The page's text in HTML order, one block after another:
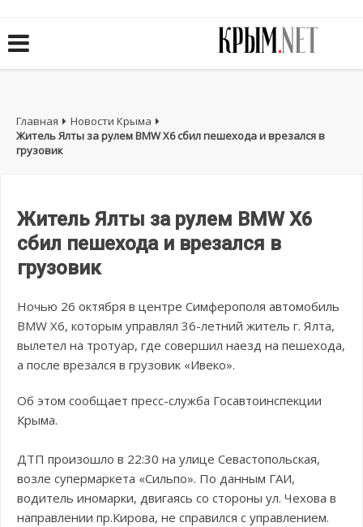
Главная
Новости Крыма
Житель Ялты за рулем BMW X6 сбил пешехода и врезался в
грузовик
Житель Ялты за рулем BMW X6
сбил пешехода и врезался в
грузовик
Ночью 26 октября в центре Симферополя автомобиль
BMW X6, которым управлял 36-летний житель г. Ялта,
вылетел на тротуар, где совершил наезд на пешехода,
а после врезался в грузовик «Ивеко».
Об этом сообщает пресс-служба Госавтоинспекции
Крыма.
ДТП произошло в 22:30 на улице Севастопольская,
возле супермаркета «Сильпо». По данным ГАИ,
водитель иномарки, двигаясь со стороны ул. Чехова в
направлении пр.Кирова, не справился с управлением.